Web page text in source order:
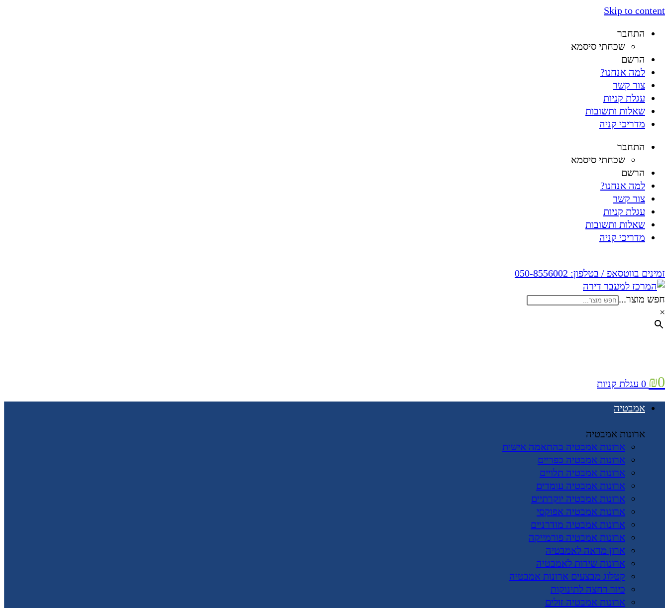
Skip to content
התחבר
שכחתי סיסמא
הרשם
למה אנחנו?
צור קשר
עגלת קניות
שאלות ותשובות
מדריכי קניה
התחבר
שכחתי סיסמא
הרשם
למה אנחנו?
צור קשר
עגלת קניות
שאלות ותשובות
מדריכי קניה
זמינים בווטסאפ / בטלפון: 050-8556002
חפש מוצר...
×
₪0
0 עגלת קניות
אמבטיה
ארונות אמבטיה
ארונות אמבטיה בהתאמה אישית
ארונות אמבטיה כפריים
ארונות אמבטיה תלויים
ארונות אמבטיה עומדים
ארונות אמבטיה יוקרתיים
ארונות אמבטיה אפוקסי
ארונות אמבטיה מודרניים
ארונות אמבטיה פורמייקה
ארון מראה לאמבטיה
ארונות שירות לאמבטיה
קטלוג מבצעים ארונות אמבטיה
כיור רחצה לתינוקות
ארונות אמבטיה זולים